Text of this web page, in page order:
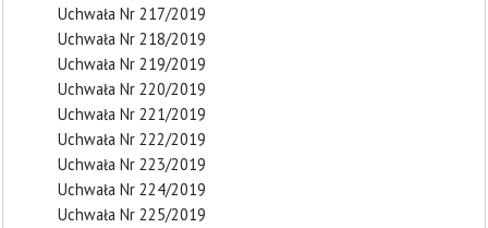
Uchwała Nr 217/2019
Uchwała Nr 218/2019
Uchwała Nr 219/2019
Uchwała Nr 220/2019
Uchwała Nr 221/2019
Uchwała Nr 222/2019
Uchwała Nr 223/2019
Uchwała Nr 224/2019
Uchwała Nr 225/2019